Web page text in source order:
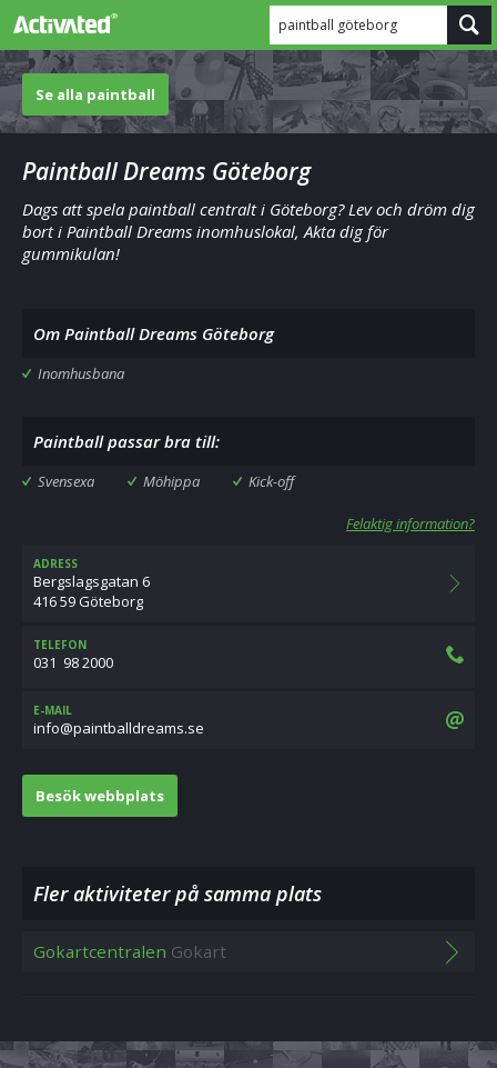
paintball göteborg
Se alla paintball
Paintball Dreams Göteborg
Dags att spela paintball centralt i Göteborg? Lev och dröm dig
bort i Paintball Dreams inomhuslokal, Akta dig för
gummikulan!
Om Paintball Dreams Göteborg
Inomhusbana
Paintball passar bra till:
Svensexa Möhippa Kick-off
Felaktig information?
ADRESS
Bergslagsgatan 6
416 59 Göteborg
TELEFON
031  98 2000
E-MAIL
es.smaerdllabtniap@ofni
Besök webbplats
Fler aktiviteter på samma plats
Gokartcentralen Gokart